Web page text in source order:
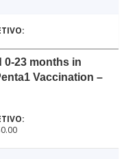
0-23 months in
Vaccination –